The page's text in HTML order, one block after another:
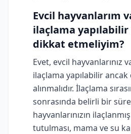
Evcil hayvanlarım
ilaçlama
dikkat etmeliyim?
Evet, evcil hayvanlarınız
ilaçlama yapılabilir
alınmalıdır. İlaçlama
sonrasında belirli bir
hayvanlarınızın
tutulması, mama ve su